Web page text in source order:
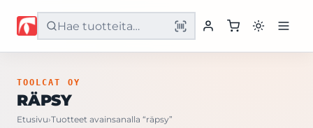
Etusivu
TOOLCAT OY
RÄPSY
Etusivu›Tuotteet avainsanalla “räpsy”